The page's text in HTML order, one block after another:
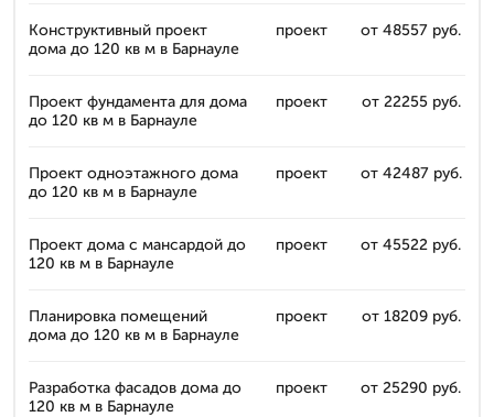
Конструктивный проект
дома до 120 кв м в Барнауле
проект от 48557 руб.
Проект фундамента для дома
до 120 кв м в Барнауле
проект от 22255 руб.
Проект одноэтажного дома
до 120 кв м в Барнауле
проект от 42487 руб.
Проект дома с мансардой до
120 кв м в Барнауле
проект от 45522 руб.
Планировка помещений
дома до 120 кв м в Барнауле
проект от 18209 руб.
Разработка фасадов дома до
120 кв м в Барнауле
проект от 25290 руб.